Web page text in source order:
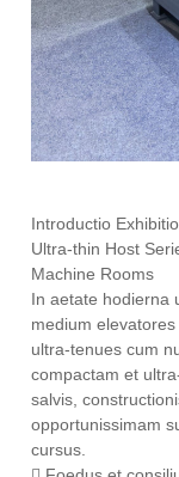
Introductio
Ultra-thin Host
Machine Rooms
In aetate hodierna
medium
ultra-tenues cum
compactam et
salvis,
opportunissimam
cursus.